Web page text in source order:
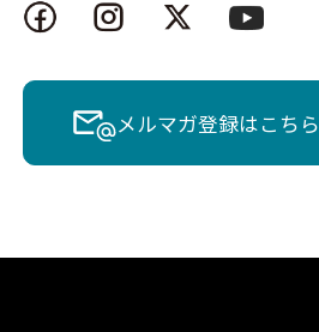
メルマガ登録はこちら